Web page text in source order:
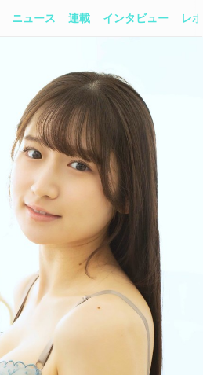
ニュース 連載 インタビュー レ